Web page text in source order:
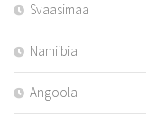
Svaasimaa
Namiibia
Angoola